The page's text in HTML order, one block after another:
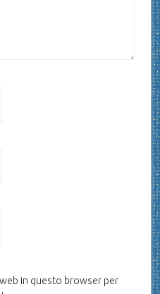
in questo browser per